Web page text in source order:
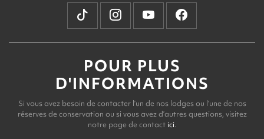
POUR PLUS
D'INFORMATIONS
Si vous avez besoin de contacter l’un de nos lodges ou l’une de nos
réserves de conservation ou si vous avez d’autres questions, visitez
notre page de contact ici.